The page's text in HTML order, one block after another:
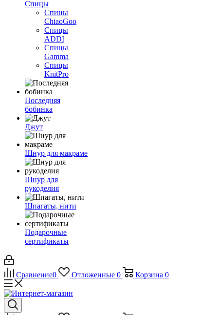
Спицы
Спицы
ChiaoGoo
Спицы
ADDI
Спицы
Gamma
Спицы
KnitPro
Последняя
бобинка
Джут
Шнур для макраме
Шнур для
рукоделия
Шпагаты, нити
Подарочные
сертификаты
Сравнение0 Отложенные 0 Корзина 0